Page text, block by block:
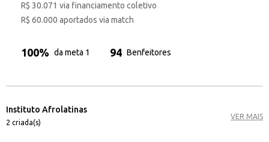
R$ 30.071 via financiamento coletivo
R$ 60.000 aportados via match
100% da meta 1 94 Benfeitores
Instituto Afrolatinas
2 criada(s)
VER MAIS